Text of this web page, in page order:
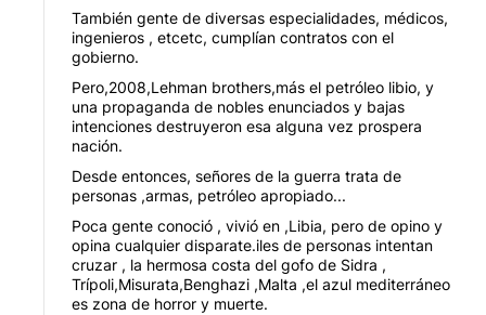
También gente de diversas especialidades, médicos,
ingenieros , etcetc, cumplían contratos con el
gobierno.
Pero,2008,Lehman brothers,más el petróleo libio, y
una propaganda de nobles enunciados y bajas
intenciones destruyeron esa alguna vez prospera
nación.
Desde entonces, señores de la guerra trata de
personas ,armas, petróleo apropiado...
Poca gente conoció , vivió en ,Libia, pero de opino y
opina cualquier disparate.iles de personas intentan
cruzar , la hermosa costa del gofo de Sidra ,
Trípoli,Misurata,Benghazi ,Malta ,el azul mediterráneo
es zona de horror y muerte.